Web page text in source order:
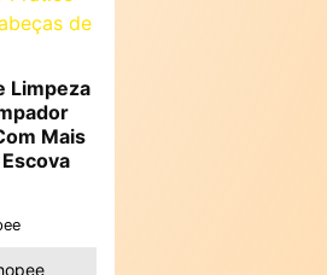
Limpeza
Mais